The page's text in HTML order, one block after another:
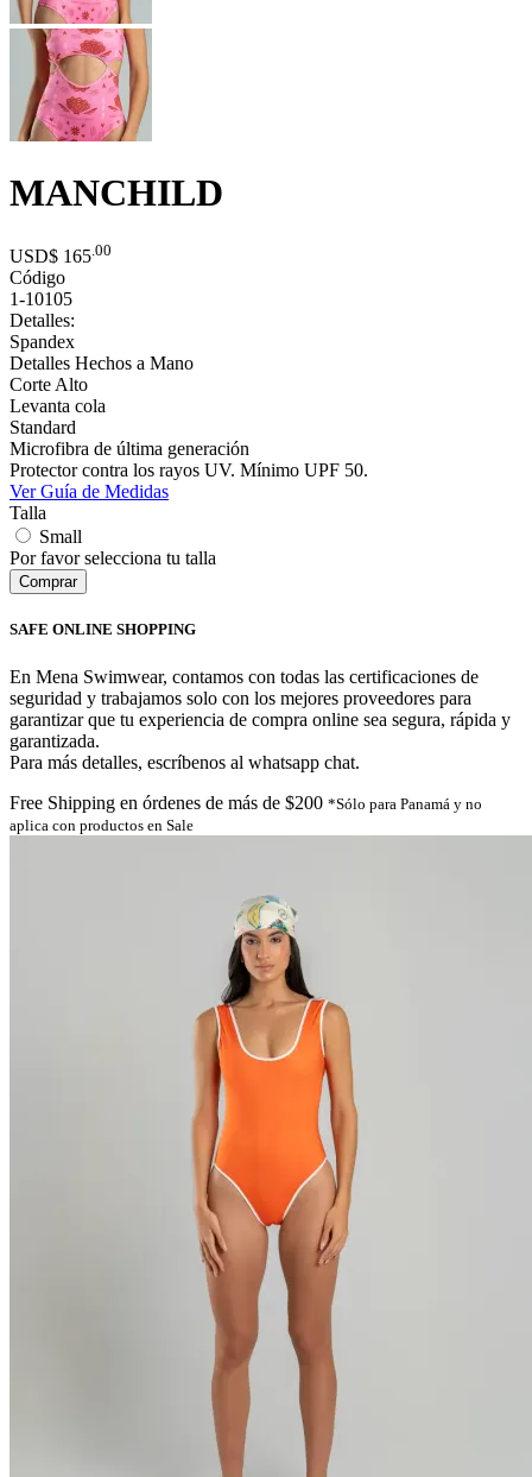
MANCHILD
USD$ 165 .00
Código
1-10105
Detalles:
Spandex
Detalles Hechos a Mano
Corte Alto
Levanta cola
Standard
Microfibra de última generación
Protector contra los rayos UV. Mínimo UPF 50.
Ver Guía de Medidas
Talla
Small
Por favor selecciona tu talla
SAFE ONLINE SHOPPING
En Mena Swimwear, contamos con todas las certificaciones de
seguridad y trabajamos solo con los mejores proveedores para
garantizar que tu experiencia de compra online sea segura, rápida y
garantizada.
Para más detalles, escríbenos al whatsapp chat.
Free Shipping en órdenes de más de $200 *Sólo para Panamá y no
aplica con productos en Sale